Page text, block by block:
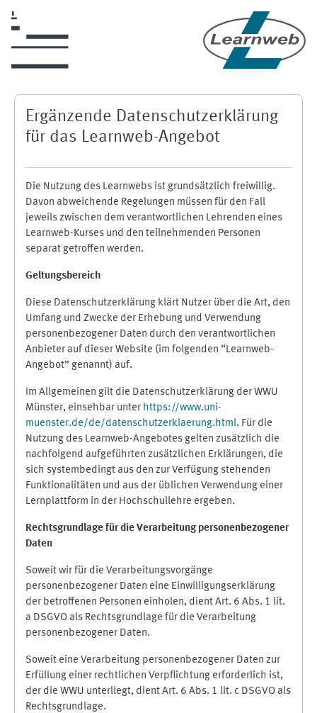
Ergänzende Datenschutzerklärung
für das Learnweb-Angebot
Die Nutzung des Learnwebs ist grundsätzlich freiwillig.
Davon abweichende Regelungen müssen für den Fall
jeweils zwischen dem verantwortlichen Lehrenden eines
Learnweb-Kurses und den teilnehmenden Personen
separat getroffen werden.
Geltungsbereich
Diese Datenschutzerklärung klärt Nutzer über die Art, den
Umfang und Zwecke der Erhebung und Verwendung
personenbezogener Daten durch den verantwortlichen
Anbieter auf dieser Website (im folgenden “Learnweb-
Angebot” genannt) auf.
Im Allgemeinen gilt die Datenschutzerklärung der WWU
Münster, einsehbar unter https://www.uni-
muenster.de/de/datenschutzerklaerung.html. Für die
Nutzung des Learnweb-Angebotes gelten zusätzlich die
nachfolgend aufgeführten zusätzlichen Erklärungen, die
sich systembedingt aus den zur Verfügung stehenden
Funktionalitäten und aus der üblichen Verwendung einer
Lernplattform in der Hochschullehre ergeben.
Rechtsgrundlage für die Verarbeitung personenbezogener
Daten
Soweit wir für die Verarbeitungsvorgänge
personenbezogener Daten eine Einwilligungserklärung
der betroffenen Personen einholen, dient Art. 6 Abs. 1 lit.
a DSGVO als Rechtsgrundlage für die Verarbeitung
personenbezogener Daten.
Soweit eine Verarbeitung personenbezogener Daten zur
Erfüllung einer rechtlichen Verpflichtung erforderlich ist,
der die WWU unterliegt, dient Art. 6 Abs. 1 lit. c DSGVO als
Rechtsgrundlage.